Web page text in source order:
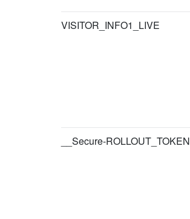
VISITOR_INFO1_LIVE
__Secure-ROLLOUT_TOKEN